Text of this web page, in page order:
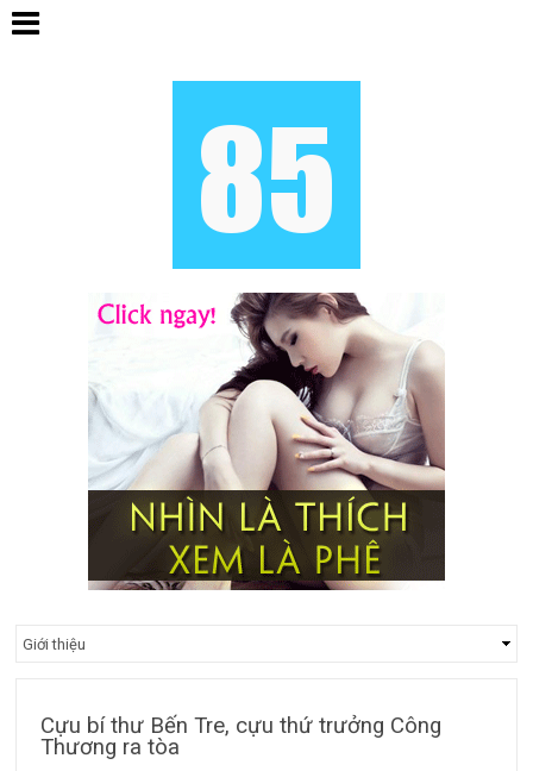
Cựu bí thư Bến Tre, cựu thứ trưởng Công
Thương ra tòa